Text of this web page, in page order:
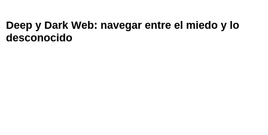
Deep y Dark Web: navegar entre el miedo y lo
desconocido